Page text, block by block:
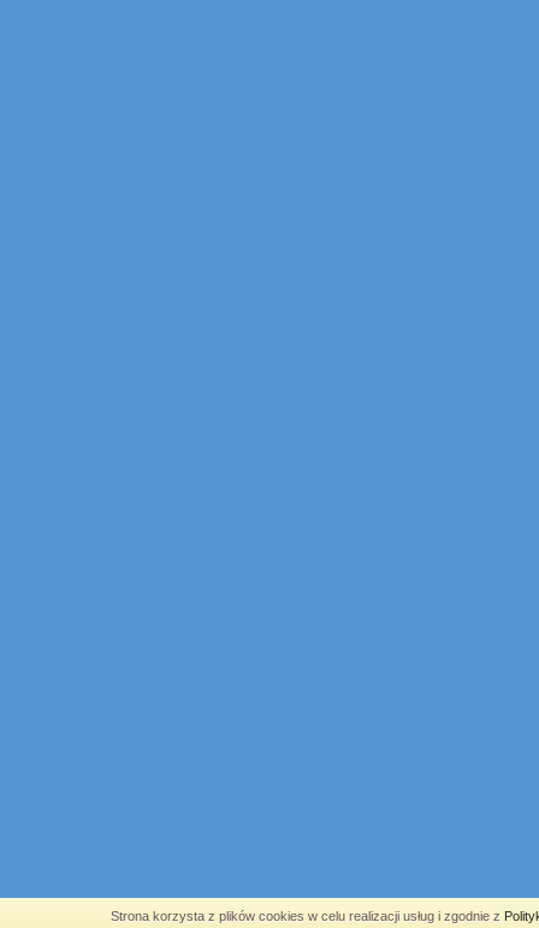
Strona korzysta z plików cookies w celu realizacji usług i zgodnie z